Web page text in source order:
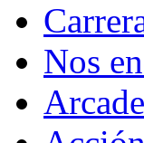
Nos
Arcade